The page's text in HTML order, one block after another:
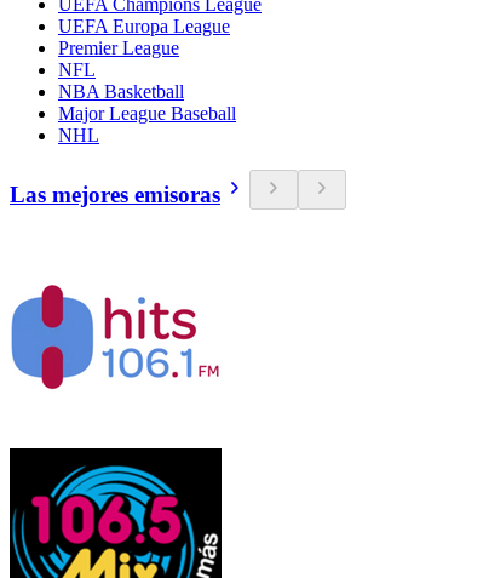
UEFA Champions League
UEFA Europa League
Premier League
NFL
NBA Basketball
Major League Baseball
NHL
Las mejores emisoras